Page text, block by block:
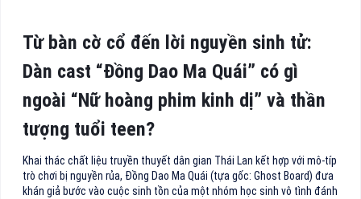
Từ bàn cờ cổ đến lời nguyền sinh tử:
Dàn cast “Đồng Dao Ma Quái” có gì
ngoài “Nữ hoàng phim kinh dị” và thần
tượng tuổi teen?
Khai thác chất liệu truyền thuyết dân gian Thái Lan kết hợp với mô-típ
trò chơi bị nguyền rủa, Đồng Dao Ma Quái (tựa gốc: Ghost Board) đưa
khán giả bước vào cuộc sinh tồn của một nhóm học sinh vô tình đánh